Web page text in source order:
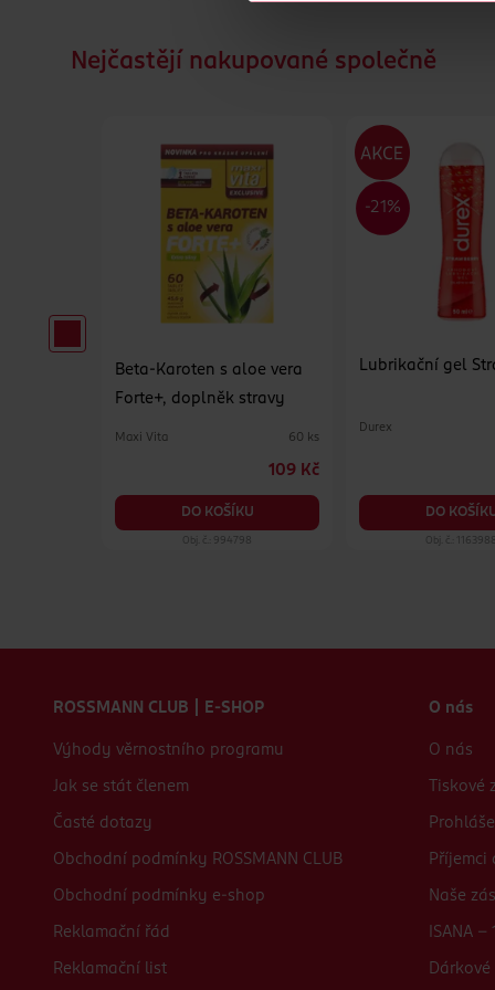
Nejčastějí nakupované společně
Beta-Karoten s aloe vera
Forte+, doplněk stravy
Maxi Vita 60 ks
109 Kč
DO KOŠÍKU
Obj. č.: 994798
Lubrikační gel
Durex
DO
Obj. č.: 1163988
ROSSMANN CLUB | E-SHOP
Výhody věrnostního programu
Jak se stát členem
Časté dotazy
Obchodní podmínky ROSSMANN CLUB
Obchodní podmínky e-shop
Reklamační řád
Reklamační list
O nás
O nás
Tiskové
Příjemci
Naše
ISANA